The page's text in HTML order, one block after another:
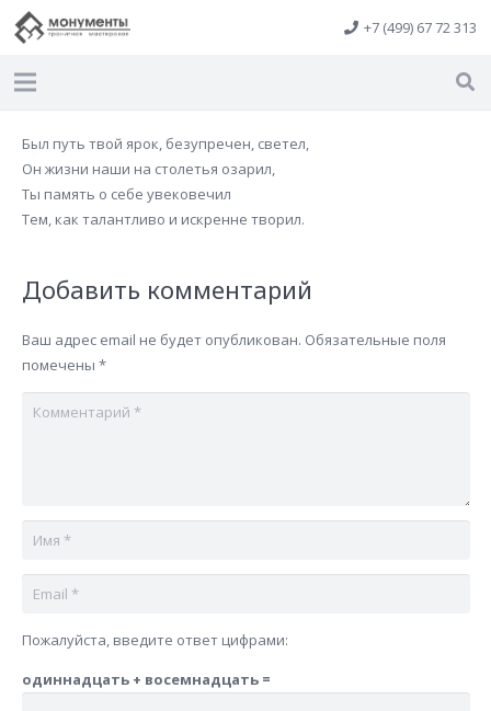
+7 (499) 67 72 313
Был путь твой ярок, безупречен, светел,
Он жизни наши на столетья озарил,
Ты память о себе увековечил
Тем, как талантливо и искренне творил.
Добавить комментарий
Ваш адрес email не будет опубликован. Обязательные поля
помечены *
Пожалуйста, введите ответ цифрами:
одиннадцать + восемнадцать =